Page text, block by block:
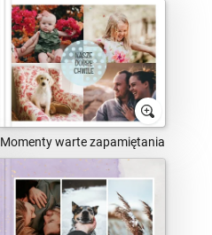
Momenty warte zapamiętania